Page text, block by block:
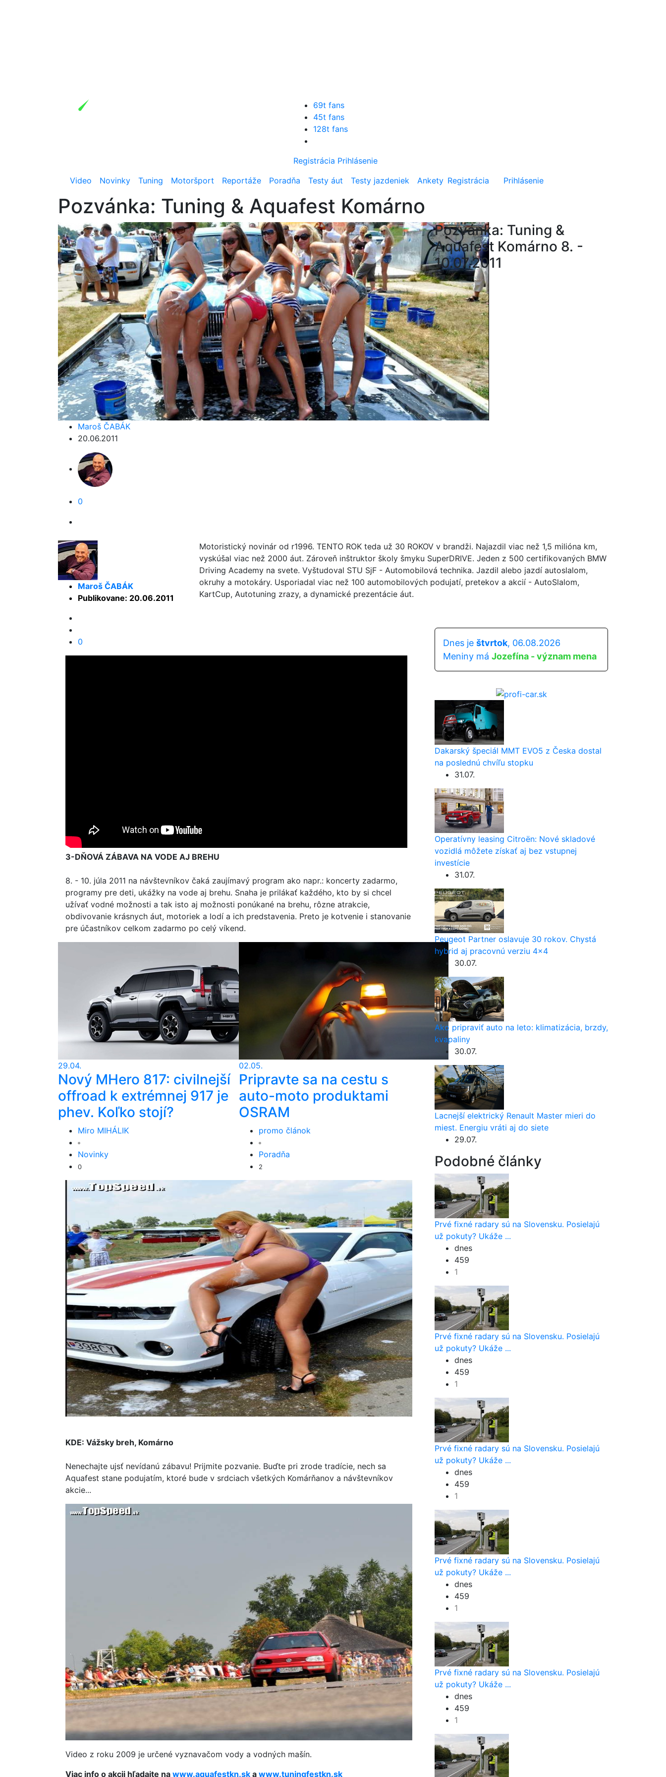
69t fans
45t fans
128t fans
Registrácia Prihlásenie
Video
Novinky Tuning Motoršport Reportáže Poradňa Testy áut Testy jazdeniek Ankety Registrácia Prihlásenie
Pozvánka: Tuning & Aquafest Komárno
Maroš ČABÁK
20.06.2011
0
Pozvánka: Tuning &
Aquafest Komárno 8. -
10.07.2011
Maroš ČABÁK
Publikovane: 20.06.2011
Motoristický novinár od r1996. TENTO ROK teda už 30 ROKOV v brandži. Najazdil viac než 1,5 milióna km,
vyskúšal viac než 2000 áut. Zároveň inštruktor školy šmyku SuperDRIVE. Jeden z 500 certifikovaných BMW
Driving Academy na svete. Vyštudoval STU SjF - Automobilová technika. Jazdil alebo jazdí autoslalom,
okruhy a motokáry. Usporiadal viac než 100 automobilových podujatí, pretekov a akcií - AutoSlalom,
KartCup, Autotuning zrazy, a dynamické prezentácie áut.
0
3-DŇOVÁ ZÁBAVA NA VODE AJ BREHU
8. - 10. júla 2011 na návštevníkov čaká zaujímavý program ako napr.: koncerty zadarmo,
programy pre deti, ukážky na vode aj brehu. Snaha je prilákať každého, kto by si chcel
užívať vodné možnosti a tak isto aj možnosti ponúkané na brehu, rôzne atrakcie,
obdivovanie krásnych áut, motoriek a lodí a ich predstavenia. Preto je kotvenie i stanovanie
pre účastníkov celkom zadarmo po celý víkend.
29.04.
Nový MHero 817: civilnejší
offroad k extrémnej 917 je
phev. Koľko stojí?
Miro MIHÁLIK
Novinky
0
02.05.
Pripravte sa na cestu s
auto-moto produktami
OSRAM
promo článok
Poradňa
2
KDE: Vážsky breh, Komárno
Nenechajte ujsť nevídanú zábavu! Prijmite pozvanie. Buďte pri zrode tradície, nech sa
Aquafest stane podujatím, ktoré bude v srdciach všetkých Komárňanov a návštevníkov
akcie...
Video z roku 2009 je určené vyznavačom vody a vodných mašín.
Viac info o akcii hľadajte na www.aquafestkn.sk a www.tuningfestkn.sk
Dnes je štvrtok, 06.08.2026
Meniny má Jozefína - význam mena
Dakarský špeciál MMT EVO5 z Česka dostal
na poslednú chvíľu stopku
31.07.
Operatívny leasing Citroën: Nové skladové
vozidlá môžete získať aj bez vstupnej
investície
31.07.
Peugeot Partner oslavuje 30 rokov. Chystá
hybrid aj pracovnú verziu 4×4
30.07.
Ako pripraviť auto na leto: klimatizácia, brzdy,
kvapaliny
30.07.
Lacnejší elektrický Renault Master mieri do
miest. Energiu vráti aj do siete
29.07.
Podobné články
Prvé fixné radary sú na Slovensku. Posielajú
už pokuty? Ukáže ...
dnes
459
1
Prvé fixné radary sú na Slovensku. Posielajú
už pokuty? Ukáže ...
dnes
459
1
Prvé fixné radary sú na Slovensku. Posielajú
už pokuty? Ukáže ...
dnes
459
1
Prvé fixné radary sú na Slovensku. Posielajú
už pokuty? Ukáže ...
dnes
459
1
Prvé fixné radary sú na Slovensku. Posielajú
už pokuty? Ukáže ...
dnes
459
1